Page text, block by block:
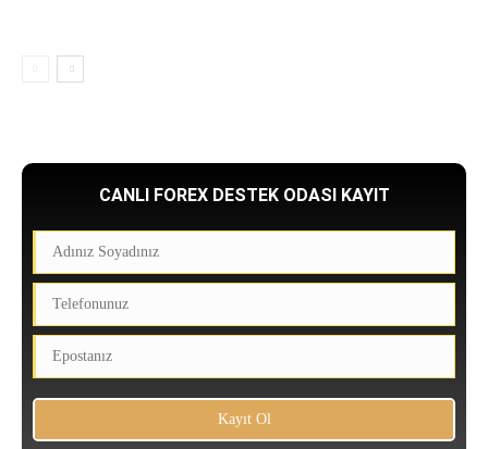
CANLI FOREX DESTEK ODASI KAYIT